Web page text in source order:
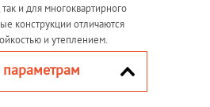
и для многоквартирного
конструкции отличаются
и утеплением.